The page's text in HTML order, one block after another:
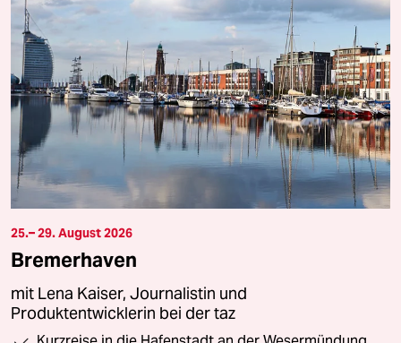
25.– 29. August 2026
Bremerhaven
mit Lena Kaiser, Journalistin und
Produktentwicklerin bei der taz